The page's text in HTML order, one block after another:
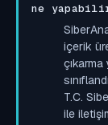
ne
içerik
çıkarma
T.C.
ile